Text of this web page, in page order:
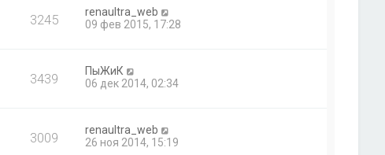
3245
renaultra_web
09 фев 2015, 17:28
3439
ПыЖиК
06 дек 2014, 02:34
3009
renaultra_web
26 ноя 2014, 15:19